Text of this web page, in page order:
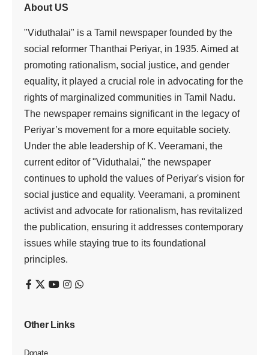
About US
"Viduthalai" is a Tamil newspaper founded by the
social reformer Thanthai Periyar, in 1935. Aimed at
promoting rationalism, social justice, and gender
equality, it played a crucial role in advocating for the
rights of marginalized communities in Tamil Nadu.
The newspaper remains significant in the legacy of
Periyar’s movement for a more equitable society.
Under the able leadership of K. Veeramani, the
current editor of "Viduthalai," the newspaper
continues to uphold the values of Periyar's vision for
social justice and equality. Veeramani, a prominent
activist and advocate for rationalism, has revitalized
the publication, ensuring it addresses contemporary
issues while staying true to its foundational
principles.
Other Links
Donate